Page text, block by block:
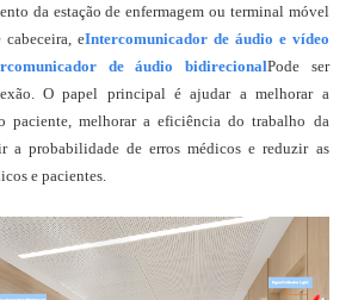
da estação de enfermagem ou terminal móvel
eIntercomunicador de áudio e vídeo
de áudio bidirecionalPode ser
O papel principal é ajudar a melhorar a
paciente, melhorar a eficiência do trabalho da
a probabilidade de erros médicos e reduzir as
e pacientes.